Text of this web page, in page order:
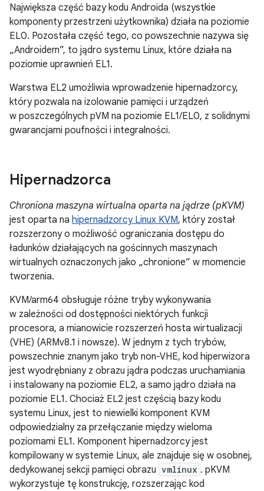
Największa część bazy kodu Androida (wszystkie
komponenty przestrzeni użytkownika) działa na poziomie
EL0. Pozostała część tego, co powszechnie nazywa się
„Androidem”, to jądro systemu Linux, które działa na
poziomie uprawnień EL1.
Warstwa EL2 umożliwia wprowadzenie hipernadzorcy,
który pozwala na izolowanie pamięci i urządzeń
w poszczególnych pVM na poziomie EL1/EL0, z solidnymi
gwarancjami poufności i integralności.
Hipernadzorca
Chroniona maszyna wirtualna oparta na jądrze (pKVM)
jest oparta na hipernadzorcy Linux KVM, który został
rozszerzony o możliwość ograniczania dostępu do
ładunków działających na gościnnych maszynach
wirtualnych oznaczonych jako „chronione” w momencie
tworzenia.
KVM/arm64 obsługuje różne tryby wykonywania
w zależności od dostępności niektórych funkcji
procesora, a mianowicie rozszerzeń hosta wirtualizacji
(VHE) (ARMv8.1 i nowsze). W jednym z tych trybów,
powszechnie znanym jako tryb non-VHE, kod hiperwizora
jest wyodrębniany z obrazu jądra podczas uruchamiania
i instalowany na poziomie EL2, a samo jądro działa na
poziomie EL1. Chociaż EL2 jest częścią bazy kodu
systemu Linux, jest to niewielki komponent KVM
odpowiedzialny za przełączanie między wieloma
poziomami EL1. Komponent hipernadzorcy jest
kompilowany w systemie Linux, ale znajduje się w osobnej,
dedykowanej sekcji pamięci obrazu vmlinux . pKVM
wykorzystuje tę konstrukcję, rozszerzając kod